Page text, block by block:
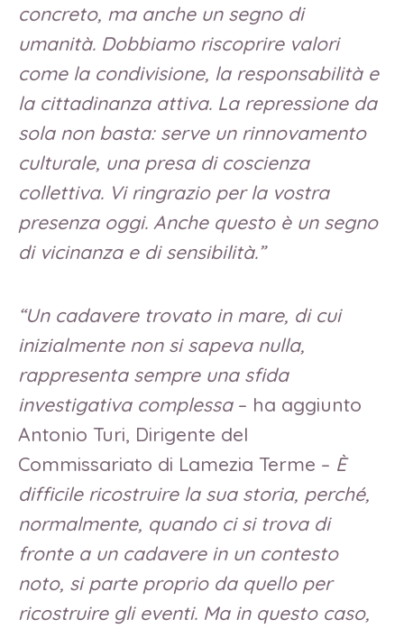
concreto, ma anche un segno di
umanità. Dobbiamo riscoprire valori
come la condivisione, la responsabilità e
la cittadinanza attiva. La repressione da
sola non basta: serve un rinnovamento
culturale, una presa di coscienza
collettiva. Vi ringrazio per la vostra
presenza oggi. Anche questo è un segno
di vicinanza e di sensibilità.”
“Un cadavere trovato in mare, di cui
inizialmente non si sapeva nulla,
rappresenta sempre una sfida
investigativa complessa– ha aggiunto
Antonio Turi, Dirigente del
Commissariato di Lamezia Terme – È
difficile ricostruire la sua storia, perché,
normalmente, quando ci si trova di
fronte a un cadavere in un contesto
noto, si parte proprio da quello per
ricostruire gli eventi. Ma in questo caso,